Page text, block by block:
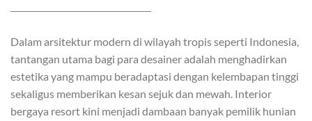
Dalam arsitektur modern di wilayah tropis seperti Indonesia,
tantangan utama bagi para desainer adalah menghadirkan
estetika yang mampu beradaptasi dengan kelembapan tinggi
sekaligus memberikan kesan sejuk dan mewah. Interior
bergaya resort kini menjadi dambaan banyak pemilik hunian